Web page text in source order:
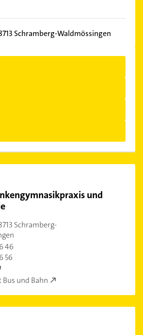
Schramberg-Waldmössingen
und
Schramberg-
46
56
und Bahn